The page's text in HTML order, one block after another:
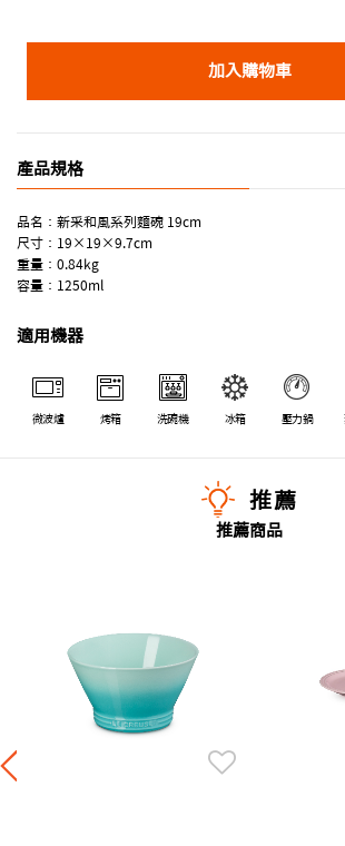
加入購物車
產品規格
品名：新采和風系列麵碗 19cm
尺寸：19×19×9.7cm
重量：0.84kg
容量：1250ml
適用機器
微波爐 烤箱 洗碗機 冰箱 壓力鍋
推薦
推薦商品